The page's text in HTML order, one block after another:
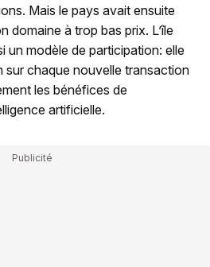
Mais le pays avait ensuite
domaine à trop bas prix. L’île
un modèle de participation: elle
sur chaque nouvelle transaction
les bénéfices de
artificielle.